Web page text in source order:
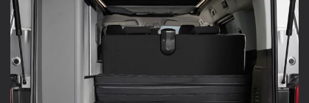
Ausstattung & Zubehör